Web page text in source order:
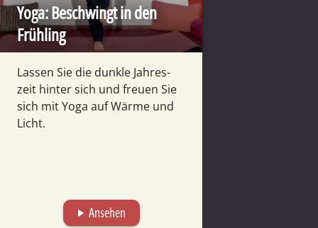
Yoga: Beschwingt in den
Frühling
Lassen Sie die dunkle Jahres­
zeit hinter sich und freuen Sie
sich mit Yoga auf Wärme und
Licht.
play_arrow Ansehen